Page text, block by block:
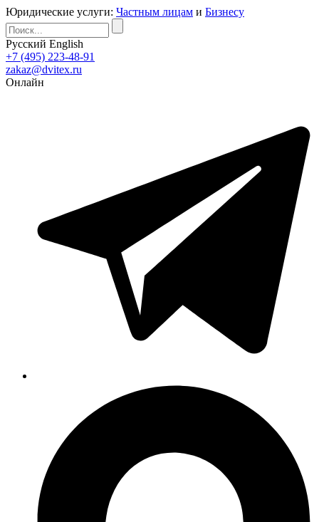
Юридические услуги: Частным лицам и Бизнесу
Русский English
+7 (495) 223-48-91
zakaz@dvitex.ru
Онлайн